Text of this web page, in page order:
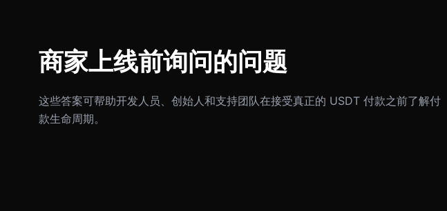
商家上线前询问的问题
这些答案可帮助开发人员、创始人和支持团队在接受真正的 USDT 付款之前了解付
款生命周期。